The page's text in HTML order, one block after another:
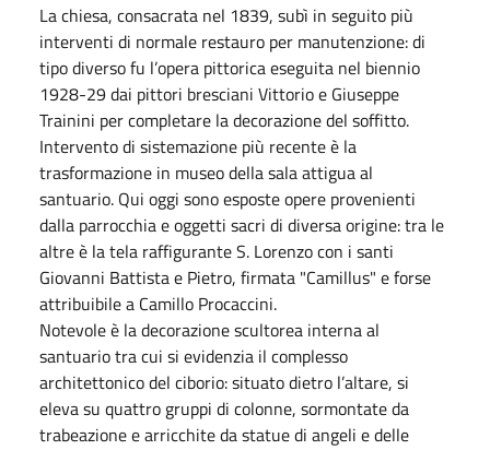
La chiesa, consacrata nel 1839, subì in seguito più
interventi di normale restauro per manutenzione: di
tipo diverso fu l’opera pittorica eseguita nel biennio
1928-29 dai pittori bresciani Vittorio e Giuseppe
Trainini per completare la decorazione del soffitto.
Intervento di sistemazione più recente è la
trasformazione in museo della sala attigua al
santuario. Qui oggi sono esposte opere provenienti
dalla parrocchia e oggetti sacri di diversa origine: tra le
altre è la tela raffigurante S. Lorenzo con i santi
Giovanni Battista e Pietro, firmata "Camillus" e forse
attribuibile a Camillo Procaccini.
Notevole è la decorazione scultorea interna al
santuario tra cui si evidenzia il complesso
architettonico del ciborio: situato dietro l’altare, si
eleva su quattro gruppi di colonne, sormontate da
trabeazione e arricchite da statue di angeli e delle